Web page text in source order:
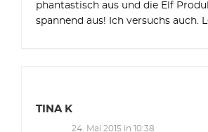
phantastisch aus und die Elf
spannend aus! Ich versuchs auch.
TINA K
24. Mai 2015 in 10:38